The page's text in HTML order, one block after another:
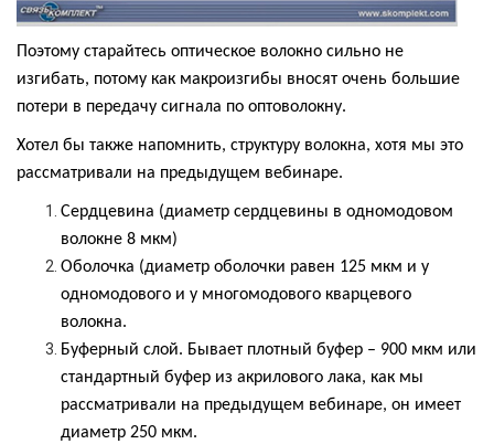
Поэтому старайтесь оптическое волокно сильно не
изгибать, потому как макроизгибы вносят очень большие
потери в передачу сигнала по оптоволокну.
Хотел бы также напомнить, структуру волокна, хотя мы это
рассматривали на предыдущем вебинаре.
Сердцевина (диаметр сердцевины в одномодовом
волокне 8 мкм)
Оболочка (диаметр оболочки равен 125 мкм и у
одномодового и у многомодового кварцевого
волокна.
Буферный слой. Бывает плотный буфер – 900 мкм или
стандартный буфер из акрилового лака, как мы
рассматривали на предыдущем вебинаре, он имеет
диаметр 250 мкм.